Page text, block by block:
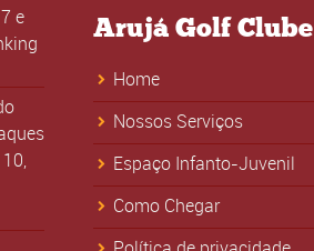
e
Arujá Golf Clube
Home
Nossos Serviços
Espaço Infanto-Juvenil
Como Chegar